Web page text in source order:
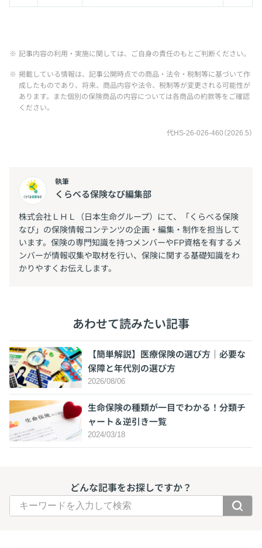
※ 記事内容の利用・実施に関しては、ご自身の責任のもとご判断ください。
※ 掲載している情報は、記事公開時点での商品・法令・税制等に基づいて作
成したものであり、将来、商品内容や法令、税制等が変更される可能性が
あります。また個別の保険商品の内容については各商品の約款等をご確認
ください。
代HS-26-026-460（2026.5）
執筆
くらべる保険なび編集部
株式会社ＬＨＬ（日本生命グループ）にて、「くらべる保険
なび」の保険情報コンテンツの企画・編集・制作を担当して
います。保険の専門知識を持つメンバーやFP資格を有するメ
ンバーが情報収集や取材を行い、保険に関する基礎知識をわ
かりやすくお伝えします。
あわせて読みたい記事
【簡単解説】医療保険の選び方｜必要な
保障と年代別の選び方
2026/08/06
生命保険の種類が一目でわかる！分類チ
ャート＆逆引き一覧
2024/03/18
どんな記事をお探しですか？